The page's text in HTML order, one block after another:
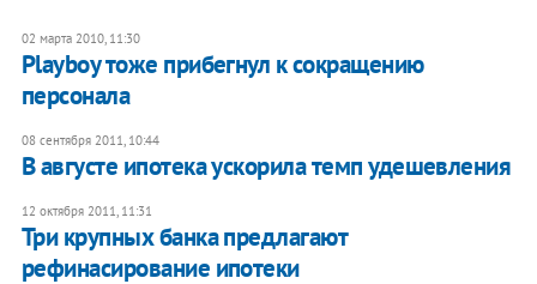
02 марта 2010, 11:30
Playboy тоже прибегнул к сокращению
персонала
08 сентября 2011, 10:44
В августе ипотека ускорила темп удешевления
12 октября 2011, 11:31
Три крупных банка предлагают
рефинасирование ипотеки